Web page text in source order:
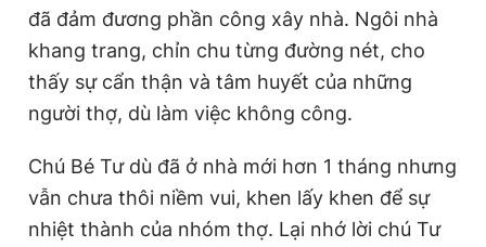
đã đảm đương phần công xây nhà. Ngôi nhà
khang trang, chỉn chu từng đường nét, cho
thấy sự cẩn thận và tâm huyết của những
người thợ, dù làm việc không công.
Chú Bé Tư dù đã ở nhà mới hơn 1 tháng nhưng
vẫn chưa thôi niềm vui, khen lấy khen để sự
nhiệt thành của nhóm thợ. Lại nhớ lời chú Tư